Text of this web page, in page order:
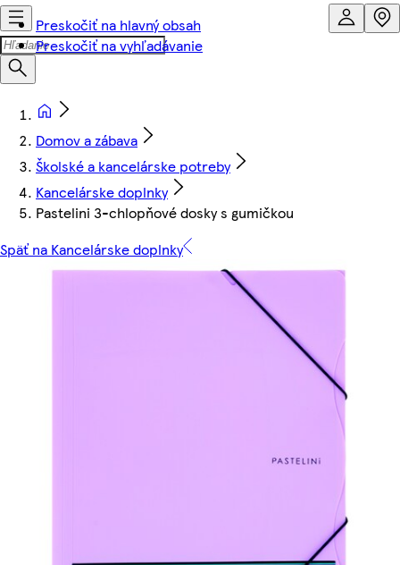
Preskočiť na hlavný obsah
Preskočiť na vyhľadávanie
Domov a zábava
Školské a kancelárske potreby
Kancelárske doplnky
Pastelini 3-chlopňové dosky s gumičkou
Späť na Kancelárske doplnky